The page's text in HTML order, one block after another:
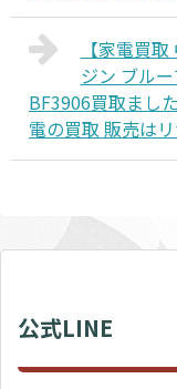
【家電買
ジン ブル
BF3906買取まし
電の買取 販売は
公式LINE